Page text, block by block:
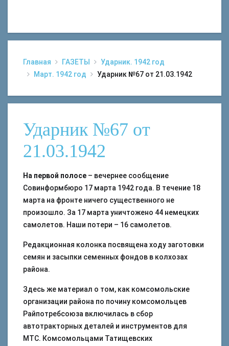
Главная ГАЗЕТЫ
Ударник. 1942 год
Март. 1942 год
Ударник №67 от 21.03.1942
Ударник №67 от
21.03.1942
На первой полосе – вечернее сообщение
Совинформбюро 17 марта 1942 года. В течение 18
марта на фронте ничего существенного не
произошло. За 17 марта уничтожено 44 немецких
самолетов. Наши потери – 16 самолетов.
Редакционная колонка посвящена ходу заготовки
семян и засыпки семенных фондов в колхозах
района.
Здесь же материал о том, как комсомольские
организации района по почину комсомольцев
Райпотребсоюза включилась в сбор
автотракторных деталей и инструментов для
МТС. Комсомольцами Татищевских